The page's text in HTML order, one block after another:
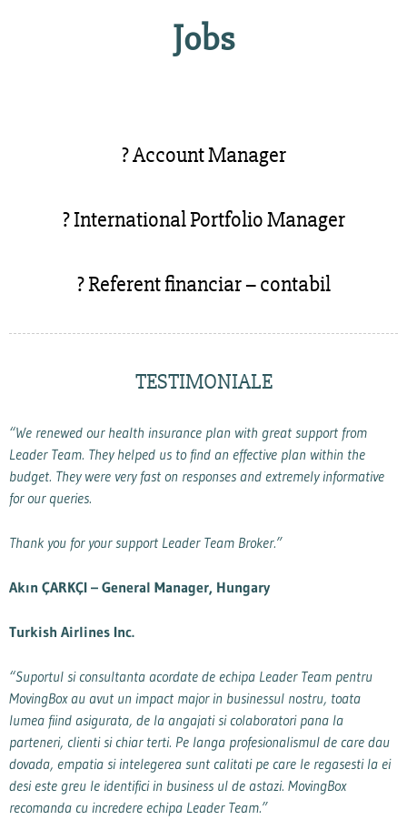
Jobs
? Account Manager
? International Portfolio Manager
? Referent financiar – contabil
TESTIMONIALE
“We renewed our health insurance plan with great support from
Leader Team. They helped us to find an effective plan within the
budget. They were very fast on responses and extremely informative
for our queries.
Thank you for your support Leader Team Broker.”
Akın ÇARKÇI – General Manager, Hungary
Turkish Airlines Inc.
“Suportul si consultanta acordate de echipa Leader Team pentru
MovingBox au avut un impact major in businessul nostru, toata
lumea fiind asigurata, de la angajati si colaboratori pana la
parteneri, clienti si chiar terti. Pe langa profesionalismul de care dau
dovada, empatia si intelegerea sunt calitati pe care le regasesti la ei
desi este greu le identifici in business ul de astazi. MovingBox
recomanda cu incredere echipa Leader Team.”